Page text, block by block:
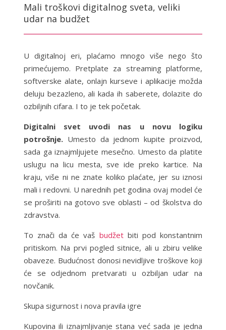
Mali troškovi digitalnog sveta, veliki
udar na budžet
U digitalnoj eri, plaćamo mnogo više nego što
primećujemo. Pretplate za streaming platforme,
softverske alate, onlajn kurseve i aplikacije možda
deluju bezazleno, ali kada ih saberete, dolazite do
ozbiljnih cifara. I to je tek početak.
Digitalni svet uvodi nas u novu logiku
potrošnje.Umesto da jednom kupite proizvod,
sada ga iznajmljujete mesečno. Umesto da platite
uslugu na licu mesta, sve ide preko kartice. Na
kraju, više ni ne znate koliko plaćate, jer su iznosi
mali i redovni. U narednih pet godina ovaj model će
se proširiti na gotovo sve oblasti – od školstva do
zdravstva.
To znači da će vaš budžetbiti pod konstantnim
pritiskom. Na prvi pogled sitnice, ali u zbiru velike
obaveze. Budućnost donosi nevidljive troškove koji
će se odjednom pretvarati u ozbiljan udar na
novčanik.
Skupa sigurnost i nova pravila igre
Kupovina ili iznajmljivanje stana već sada je jedna